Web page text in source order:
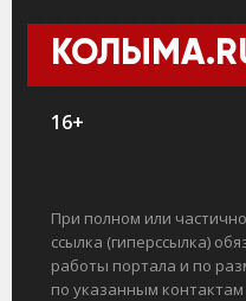
16+
При полном или
ссылка (гиперссылка)
работы портала и по
по указанным контактам